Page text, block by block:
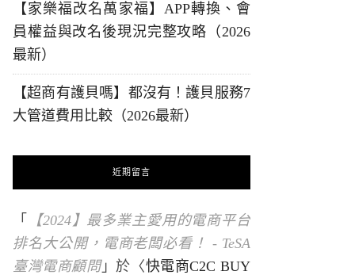
【家樂福改名萬家福】APP轉換、會
員權益與改名後現況完整攻略（2026
最新）
【超商有護貝嗎】都沒有！護貝服務7
大管道費用比較（2026最新）
近期留言
「
【2024】最多業主愛用的電商平台
排名大公開，電商老闆必看！ - TeSA
臺灣電商顧問」於〈快電商C2C BUY